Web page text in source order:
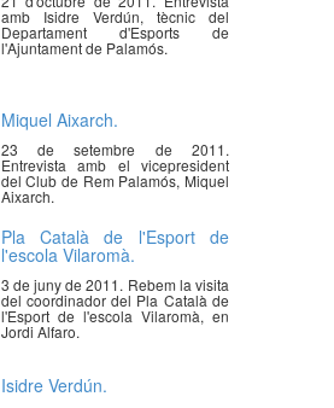
amb Isidre Verdún, tècnic del
Departament d'Esports de
l'Ajuntament de Palamós.
Miquel Aixarch.
23 de setembre de 2011.
Entrevista amb el vicepresident
del Club de Rem Palamós, Miquel
Aixarch.
Pla Català de l'Esport de
l'escola Vilaromà.
3 de juny de 2011. Rebem la visita
del coordinador del Pla Català de
l'Esport de l'escola Vilaromà, en
Jordi Alfaro.
Isidre Verdún.